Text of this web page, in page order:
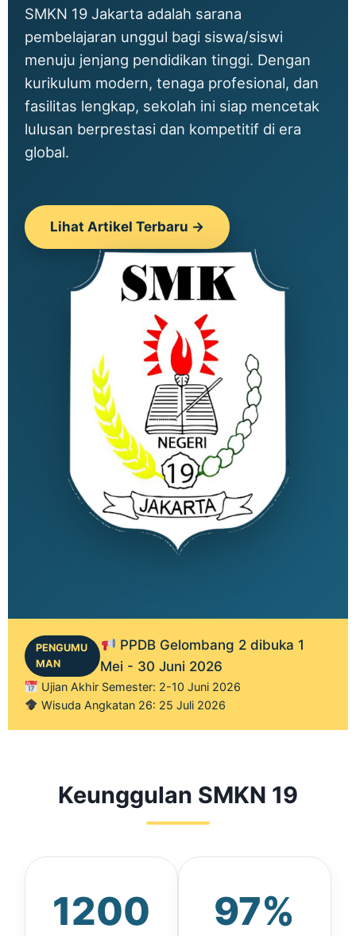
SMKN 19 Jakarta adalah sarana
pembelajaran unggul bagi siswa/siswi
menuju jenjang pendidikan tinggi. Dengan
kurikulum modern, tenaga profesional, dan
fasilitas lengkap, sekolah ini siap mencetak
lulusan berprestasi dan kompetitif di era
global.
Lihat Artikel Terbaru →
PENGUMU
MAN
PPDB Gelombang 2 dibuka 1
Mei - 30 Juni 2026
Ujian Akhir Semester: 2-10 Juni 2026
Wisuda Angkatan 26: 25 Juli 2026
Keunggulan SMKN 19
1200
97%